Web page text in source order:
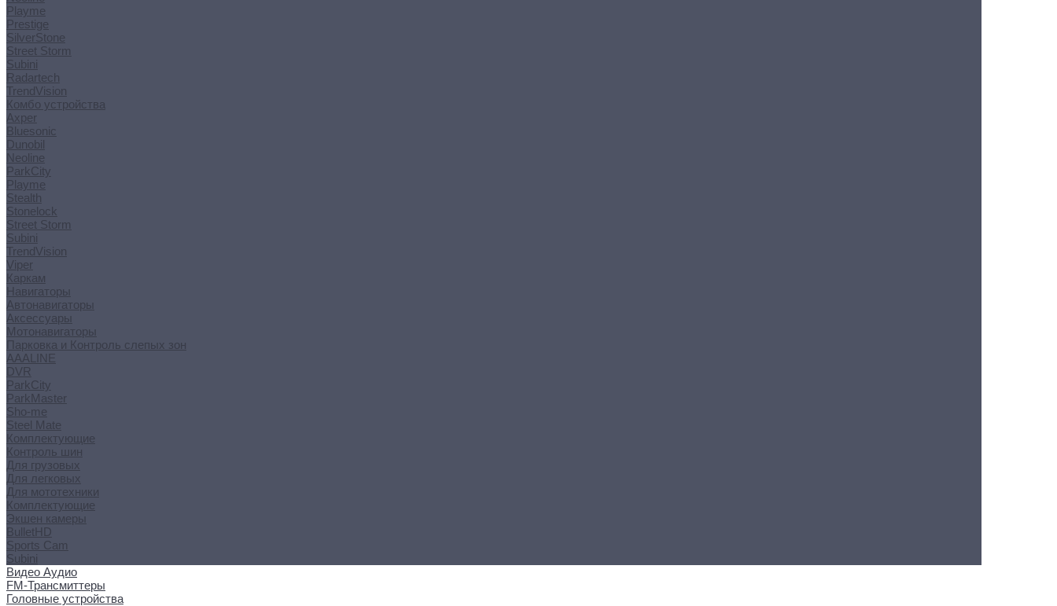
Playme
Prestige
SilverStone
Street Storm
Subini
Radartech
TrendVision
Комбо устройства
Axper
Bluesonic
Dunobil
Neoline
ParkCity
Playme
Stealth
Stonelock
Street Storm
Subini
TrendVision
Viper
Каркам
Навигаторы
Автонавигаторы
Аксессуары
Мотонавигаторы
Парковка и Контроль слепых зон
AAALINE
DVR
ParkCity
ParkMaster
Sho-me
Steel Mate
Комплектующие
Контроль шин
Для грузовых
Для легковых
Для мототехники
Комплектующие
Экшен камеры
BulletHD
Sports Cam
Subini
Видео Аудио
FM-Трансмиттеры
Головные устройства